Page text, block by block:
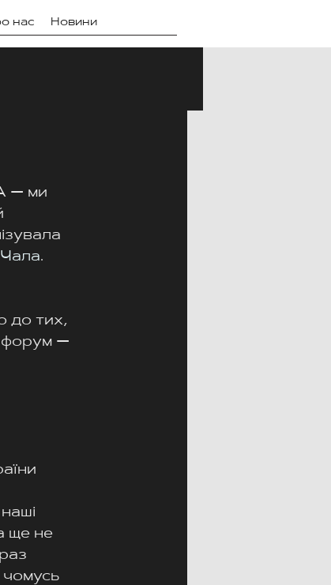
нас Новини
— ми
.
до тих,
форум —
ще не